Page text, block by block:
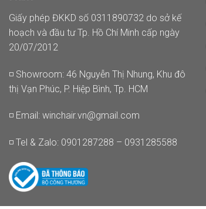
Giấy phép ĐKKD số 0311890732 do sở kế
hoạch và đầu tư Tp. Hồ Chí Minh cấp ngày
20/07/2012
◽ Showroom: 46 Nguyễn Thị Nhung, Khu đô
thị Vạn Phúc, P. Hiệp Bình, Tp. HCM
◽ Email: winchair.vn@gmail.com
◽ Tel & Zalo: 0901287288 – 0931285588